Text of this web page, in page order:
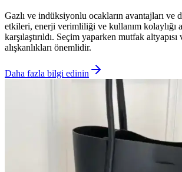
Gazlı ve indüksiyonlu ocakların avantajları ve
etkileri, enerji verimliliği ve kullanım kolaylığı
karşılaştırıldı. Seçim yaparken mutfak
alışkanlıkları önemlidir.
Daha fazla bilgi edinin